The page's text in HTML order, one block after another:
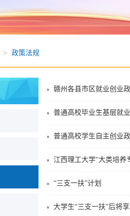
> 政策法规
赣州各县市区就业创业
普通高校毕业生基层就
普通高校学生自主创业
江西理工大学“大类培养
“三支一扶”计划
大学生“三支一扶”后将